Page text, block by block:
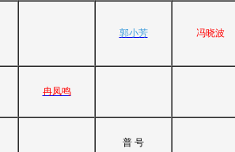
郭小芳 冯晓波
冉凤鸣
普 号